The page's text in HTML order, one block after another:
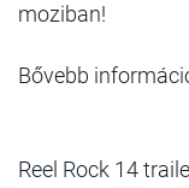
moziban!
Bővebb
Reel Rock 14